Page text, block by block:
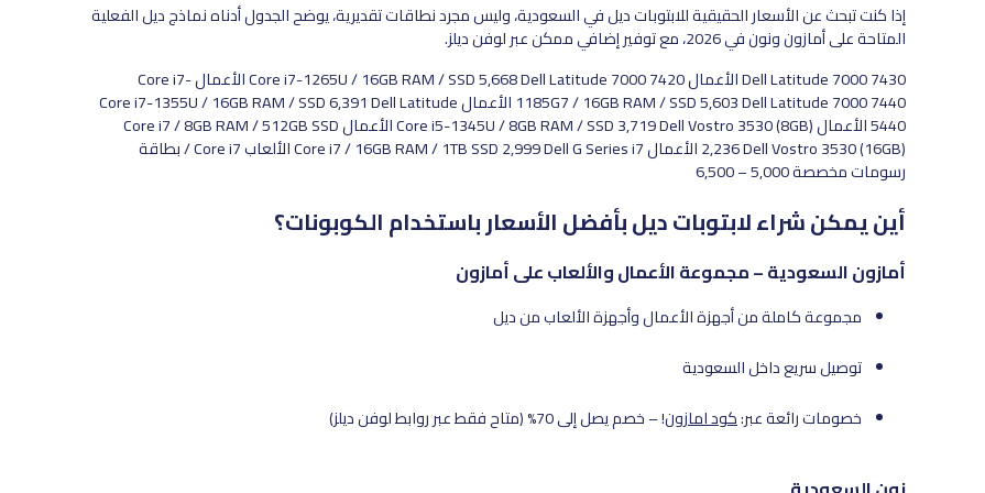
إذا كنت تبحث عن الأسعار الحقيقية للابتوبات ديل في السعودية، وليس مجرد نطاقات تقديرية، يوضح الجدول أدناه نماذج ديل الفعلية
المتاحة على أمازون ونون في 2026، مع توفير إضافي ممكن عبر لوفن ديلز.
Dell Latitude 7000 7430 الأعمال Core i7-1265U / 16GB RAM / SSD 5,668 Dell Latitude 7000 7420 الأعمال Core i7-
1185G7 / 16GB RAM / SSD 5,603 Dell Latitude 7000 7440 الأعمال Core i7-1355U / 16GB RAM / SSD 6,391 Dell Latitude
5440 الأعمال Core i5-1345U / 8GB RAM / SSD 3,719 Dell Vostro 3530 (8GB) الأعمال Core i7 / 8GB RAM / 512GB SSD
2,236 Dell Vostro 3530 (16GB) الأعمال Core i7 / 16GB RAM / 1TB SSD 2,999 Dell G Series i7 الألعاب Core i7 / بطاقة
رسومات مخصصة 5,000 – 6,500
أين يمكن شراء لابتوبات ديل بأفضل الأسعار باستخدام الكوبونات؟
أمازون السعودية – مجموعة الأعمال والألعاب على أمازون
مجموعة كاملة من أجهزة الأعمال وأجهزة الألعاب من ديل
توصيل سريع داخل السعودية
خصومات رائعة عبر:كود امازون! – خصم يصل إلى 70% (متاح فقط عبر روابط لوفن ديلز)